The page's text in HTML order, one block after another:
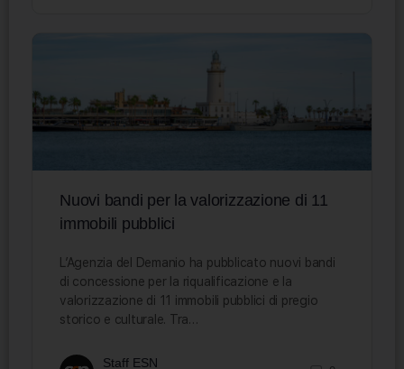
Nuovi bandi per la valorizzazione di 11
immobili pubblici
L’Agenzia del Demanio ha pubblicato nuovi bandi
di concessione per la riqualificazione e la
valorizzazione di 11 immobili pubblici di pregio
storico e culturale. Tra…
Staff ESN